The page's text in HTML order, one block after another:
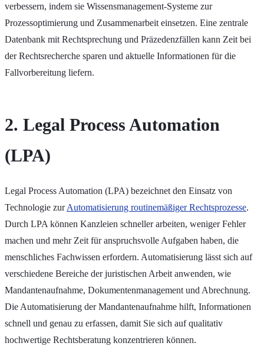
verbessern, indem sie Wissensmanagement-Systeme zur
Prozessoptimierung und Zusammenarbeit einsetzen. Eine zentrale
Datenbank mit Rechtsprechung und Präzedenzfällen kann Zeit bei
der Rechtsrecherche sparen und aktuelle Informationen für die
Fallvorbereitung liefern.
2. Legal Process Automation
(LPA)
Legal Process Automation (LPA) bezeichnet den Einsatz von
Technologie zurAutomatisierung routinemäßiger Rechtsprozesse.
Durch LPA können Kanzleien schneller arbeiten, weniger Fehler
machen und mehr Zeit für anspruchsvolle Aufgaben haben, die
menschliches Fachwissen erfordern. Automatisierung lässt sich auf
verschiedene Bereiche der juristischen Arbeit anwenden, wie
Mandantenaufnahme, Dokumentenmanagement und Abrechnung.
Die Automatisierung der Mandantenaufnahme hilft, Informationen
schnell und genau zu erfassen, damit Sie sich auf qualitativ
hochwertige Rechtsberatung konzentrieren können.